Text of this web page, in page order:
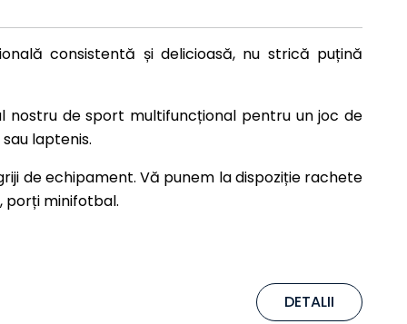
consistentă și delicioasă, nu strică puțină
nostru de sport multifuncțional pentru un joc de
laptenis.
de echipament. Vă punem la dispoziție rachete
porți minifotbal.
DETALII